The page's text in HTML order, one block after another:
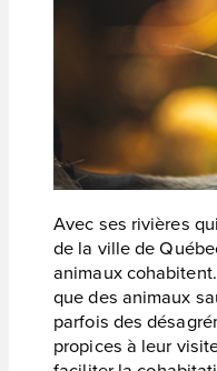
Avec ses rivières
de la ville de
animaux
que des animaux
parfois des
propices à leur